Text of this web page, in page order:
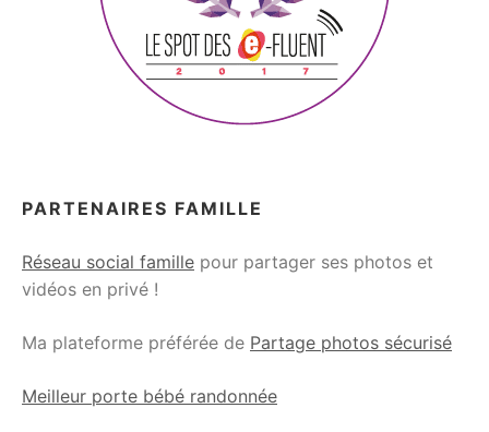
PARTENAIRES FAMILLE
Réseau social famille pour partager ses photos et
vidéos en privé !
Ma plateforme préférée de Partage photos sécurisé
Meilleur porte bébé randonnée